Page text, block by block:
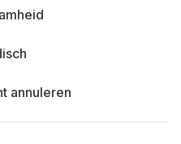
annuleren